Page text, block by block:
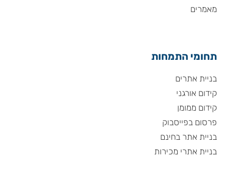
מאמרים
תחומי התמחות
בניית אתרים
קידום אורגני
קידום ממומן
פרסום בפייסבוק
בניית אתר בחינם
בניית אתרי מכירות